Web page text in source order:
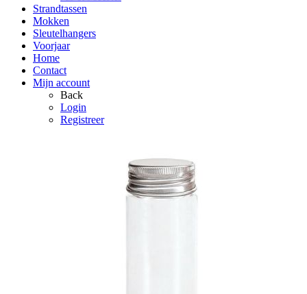
Strandtassen
Mokken
Sleutelhangers
Voorjaar
Home
Contact
Mijn account
Back
Login
Registreer